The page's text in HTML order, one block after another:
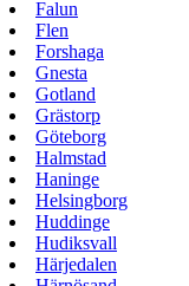
Falun
Flen
Forshaga
Gnesta
Gotland
Grästorp
Göteborg
Halmstad
Haninge
Helsingborg
Huddinge
Hudiksvall
Härjedalen